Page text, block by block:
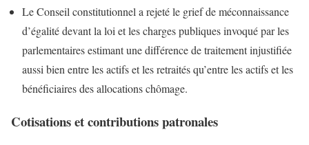
Le Conseil constitutionnel a rejeté le grief de méconnaissance
d’égalité devant la loi et les charges publiques invoqué par les
parlementaires estimant une différence de traitement injustifiée
aussi bien entre les actifs et les retraités qu’entre les actifs et les
bénéficiaires des allocations chômage.
Cotisations et contributions patronales